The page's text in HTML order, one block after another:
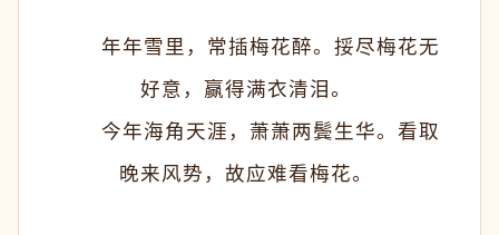
年年雪里，常插梅花醉。挼尽梅花无
好意，赢得满衣清泪。
今年海角天涯，萧萧两鬓生华。看取
晚来风势，故应难看梅花。